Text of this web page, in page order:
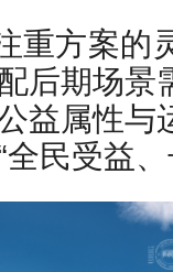
重方案的
后期场景
益属性与
全民受益